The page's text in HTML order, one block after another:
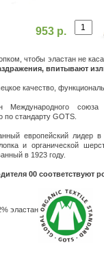
953 р.
чтобы эластан не
впитывают
качество,
Международного союза
по стандарту GOTS.
европейский лидер в
и органической
в 1923 году.
00 соответствуют
эластан